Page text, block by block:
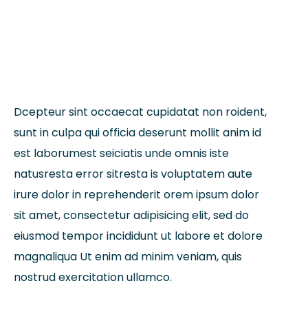
Dcepteur sint occaecat cupidatat non roident,
sunt in culpa qui officia deserunt mollit anim id
est laborumest seiciatis unde omnis iste
natusresta error sitresta is voluptatem aute
irure dolor in reprehenderit orem ipsum dolor
sit amet, consectetur adipisicing elit, sed do
eiusmod tempor incididunt ut labore et dolore
magnaliqua Ut enim ad minim veniam, quis
nostrud exercitation ullamco.